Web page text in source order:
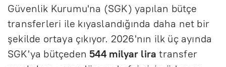
Güvenlik Kurumu'na (SGK) yapılan bütçe
transferleri ile kıyaslandığında daha net bir
şekilde ortaya çıkıyor. 2026'nın ilk üç ayında
SGK'ya bütçeden544 milyar lira transfer